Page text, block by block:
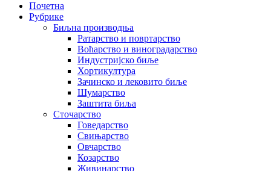
Почетна
Рубрике
Биљна производња
Ратарство и повртарство
Воћарство и виноградарство
Индустријско биље
Хортикултура
Зачинско и лековито биље
Шумарство
Заштита биља
Сточарство
Говедарство
Свињарство
Овчарство
Козарство
Живинарство